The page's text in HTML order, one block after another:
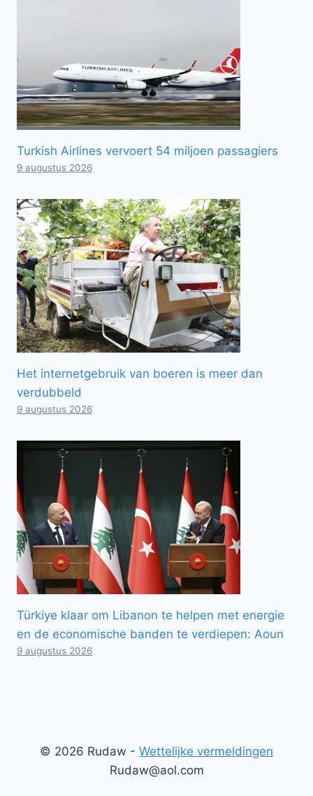
Turkish Airlines vervoert 54 miljoen passagiers
9 augustus 2026
Het internetgebruik van boeren is meer dan
verdubbeld
9 augustus 2026
Türkiye klaar om Libanon te helpen met energie
en de economische banden te verdiepen: Aoun
9 augustus 2026
© 2026 Rudaw - Wettelijke vermeldingen
Rudaw@aol.com